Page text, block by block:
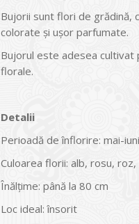
Bujorii sunt flori de grădină,
colorate și ușor parfumate.
Bujorul este adesea
florale.
Detalii
Perioadă de înflorire: mai-
Culoarea florii: alb, rosu, roz,
Înălțime: până la 80 cm
Loc ideal: însorit